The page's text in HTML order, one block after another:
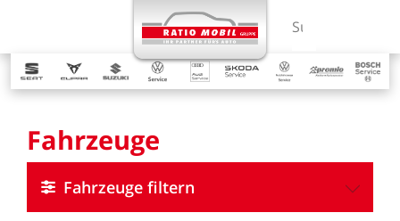
Suchbegriff
Fahrzeuge
Fahrzeuge filtern